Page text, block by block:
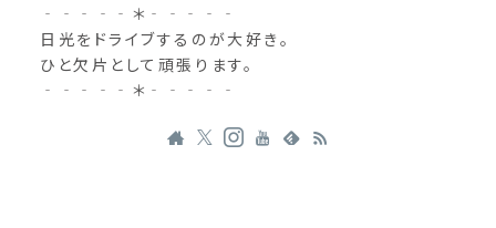
‐‐‐‐‐＊‐‐‐‐‐
日光をドライブするのが大好き。
ひと欠片として頑張ります。
‐‐‐‐‐＊‐‐‐‐‐